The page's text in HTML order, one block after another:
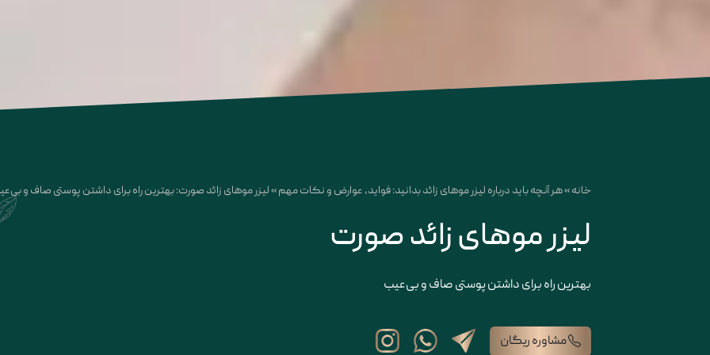
خانه»هر آنچه باید درباره لیزر موهای زائد بدانید: فواید، عوارض و نکات مهم»لیزر موهای زائد صورت: بهترین راه برای داشتن پوستی صاف و
لیزر موهای زائد صورت
بهترین راه برای داشتن پوستی صاف و بی‌عیب
مشاوره ریگان